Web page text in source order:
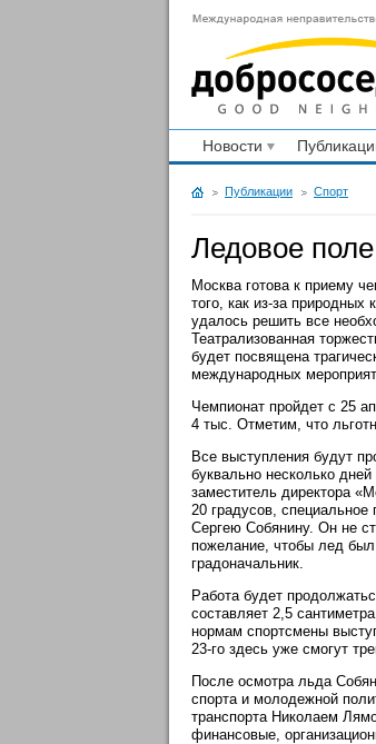
Новости
Публикации Спорт
Ледовое
Москва готова к приему
того, как из-за
удалось решить все
Театрализованная
будет посвящена
международных
Чемпионат пройдет с 25
4 тыс. Отметим, что
Все выступления будут
буквально несколько
заместитель директора
20 градусов,
Сергею Собянину. Он не
пожелание, чтобы лед
градоначальник.
Работа будет
составляет 2,5
нормам спортсмены
23-го здесь уже смогут
После осмотра льда
спорта и молодежной
транспорта Николаем
финансовые,